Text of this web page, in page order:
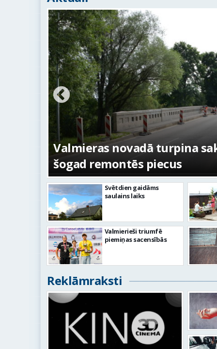
Valmieras novadā turpina
šogad remontēs piecus
Svētdien gaidāms
saulains laiks
Valmierieši triumfē
piemiņas sacensībās
Reklāmraksti